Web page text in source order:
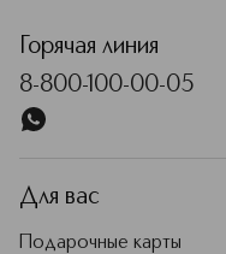
Горячая линия
8-800-100-00-05
Для вас
Подарочные карты